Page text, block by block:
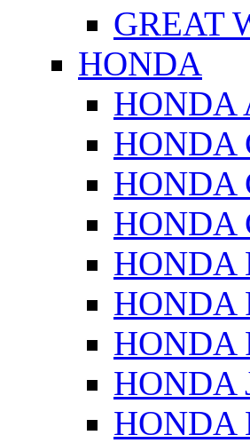
GREAT
HONDA
HONDA
HONDA
HONDA
HONDA
HONDA
HONDA
HONDA
HONDA
HONDA